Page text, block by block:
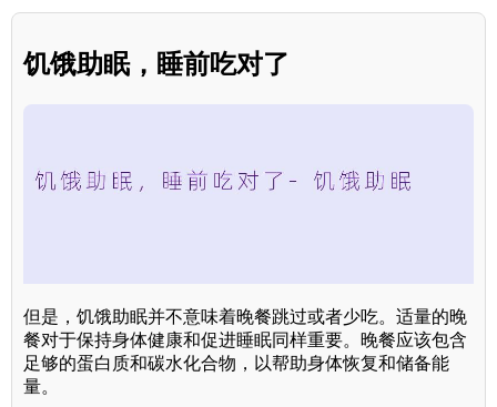
饥饿助眠，睡前吃对了
但是，饥饿助眠并不意味着晚餐跳过或者少吃。适量的晚
餐对于保持身体健康和促进睡眠同样重要。晚餐应该包含
足够的蛋白质和碳水化合物，以帮助身体恢复和储备能
量。